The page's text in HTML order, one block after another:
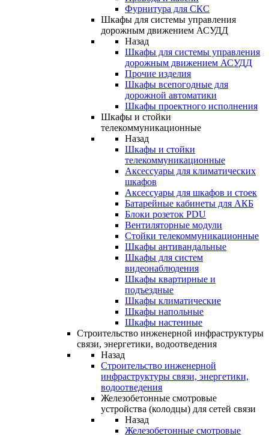
Фурнитура для СКС
Шкафы для системы управления
дорожным движением АСУДД
Назад
Шкафы для системы управления
дорожным движением АСУДД
Прочие изделия
Шкафы всепогодные для
дорожной автоматики
Шкафы проектного исполнения
Шкафы и стойки
телекоммуникационные
Назад
Шкафы и стойки
телекоммуникационные
Аксессуары для климатических
шкафов
Аксессуары для шкафов и стоек
Батарейные кабинеты для АКБ
Блоки розеток PDU
Вентиляторные модули
Стойки телекоммуникационные
Шкафы антивандальные
Шкафы для систем
видеонаблюдения
Шкафы квартирные и
подъездные
Шкафы климатические
Шкафы напольные
Шкафы настенные
Строительство инженерной инфраструктуры
связи, энергетики, водоотведения
Назад
Строительство инженерной
инфраструктуры связи, энергетики,
водоотведения
Железобетонные смотровые
устройства (колодцы) для сетей связи
Назад
Железобетонные смотровые